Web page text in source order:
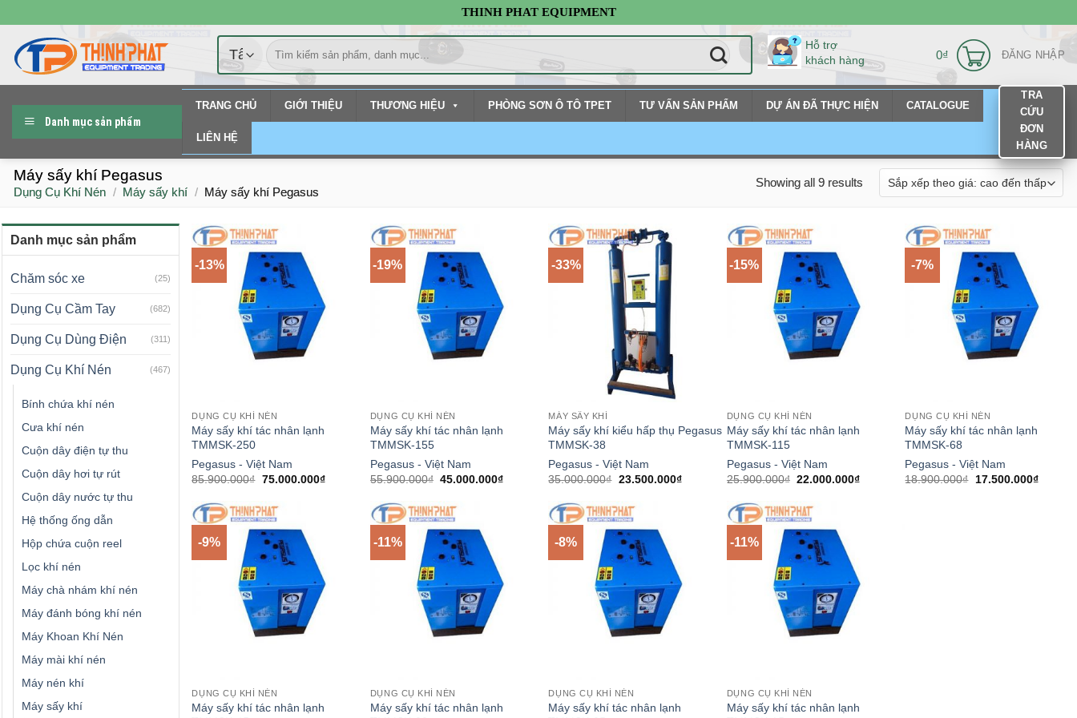
đến
nội
dung
THINH PHAT EQUIPMENT
Tìm
kiếm:
Hỗ trợ
khách hàng
0₫ ĐĂNG NHẬP
Danh mục sản phẩm
TRANG CHỦ GIỚI THIỆU THƯƠNG HIỆU PHÒNG SƠN Ô TÔ TPET TƯ VẤN SẢN PHẨM DỰ ÁN ĐÃ THỰC HIỆN CATALOGUE
LIÊN HỆ
TRA
CỨU
ĐƠN
HÀNG
Máy sấy khí Pegasus
Dụng Cụ Khí Nén / Máy sấy khí / Máy sấy khí Pegasus
Showing all 9 results
Danh mục sản phẩm
Chăm sóc xe (25)
Dụng Cụ Cầm Tay (682)
Dụng Cụ Dùng Điện (311)
Dụng Cụ Khí Nén (467)
Bính chứa khí nén
Cưa khí nén
Cuộn dây điện tự thu
Cuộn dây hơi tự rút
Cuộn dây nước tự thu
Hệ thống ống dẫn
Hộp chứa cuộn reel
Lọc khí nén
Máy chà nhám khí nén
Máy đánh bóng khí nén
Máy Khoan Khí Nén
Máy mài khí nén
Máy nén khí
Máy sấy khí
-13%
DỤNG CỤ KHÍ NÉN
Máy sấy khí tác nhân lạnh
TMMSK-250
Pegasus - Việt Nam
85.900.000₫ Giá
là:
85.900.000₫.
75.000.000₫Giá
75.000.000₫.
-19%
DỤNG CỤ KHÍ NÉN
Máy sấy khí tác nhân lạnh
TMMSK-155
Pegasus - Việt Nam
55.900.000₫ Giá
là:
55.900.000₫.
45.000.000₫Giá
45.000.000₫.
-33%
MÁY SẤY KHÍ
Máy sấy khí kiểu hấp thụ Pegasus
TMMSK-38
Pegasus - Việt Nam
35.000.000₫ Giá
là:
35.000.000₫.
23.500.000₫Giá
23.500.000₫.
-15%
DỤNG CỤ KHÍ NÉN
Máy sấy khí tác nhân lạnh
TMMSK-115
Pegasus - Việt Nam
25.900.000₫ Giá
là:
25.900.000₫.
22.000.000₫Giá
-7%
DỤNG CỤ KHÍ NÉN
Máy sấy khí tác nhân lạnh
TMMSK-68
Pegasus - Việt Nam
18.900.000₫ Giá
17.500.000₫Giá
-9%
DỤNG CỤ KHÍ NÉN
Máy sấy khí tác nhân lạnh
-11%
DỤNG CỤ KHÍ NÉN
Máy sấy khí tác nhân lạnh
-8%
DỤNG CỤ KHÍ NÉN
Máy sấy khí tác nhân lạnh
-11%
DỤNG CỤ KHÍ NÉN
Máy sấy khí tác nhân lạnh